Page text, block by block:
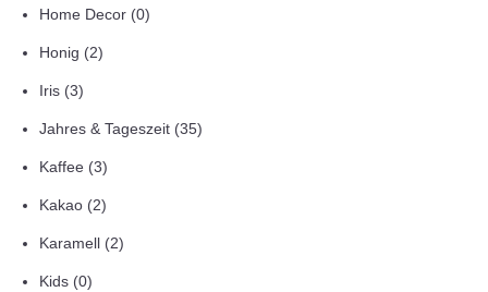
Home Decor (0)
Honig (2)
Iris (3)
Jahres & Tageszeit (35)
Kaffee (3)
Kakao (2)
Karamell (2)
Kids (0)